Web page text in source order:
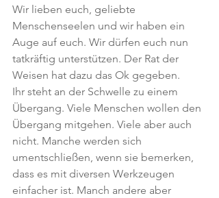
Wir lieben euch, geliebte
Menschenseelen und wir haben ein
Auge auf euch. Wir dürfen euch nun
tatkräftig unterstützen. Der Rat der
Weisen hat dazu das Ok gegeben.
Ihr steht an der Schwelle zu einem
Übergang. Viele Menschen wollen den
Übergang mitgehen. Viele aber auch
nicht. Manche werden sich
umentschließen, wenn sie bemerken,
dass es mit diversen Werkzeugen
einfacher ist. Manch andere aber